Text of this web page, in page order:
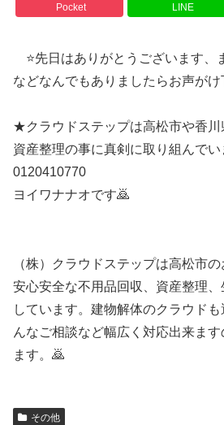
Pocket LINE
⭐️先日はありがとうございます、
などなんでもありましたらお声がけ
★クラウドステップは高松市や香川
資産整理の事に真剣に取り組んで
0120410770
ヨイワナナオです🙇
（株）クラウドステップは高松市
安心安全な不用品回収、資産整理
しています。建物解体のクラウド
んなご相談など幅広く対応出来ま
ます。🙇
その他